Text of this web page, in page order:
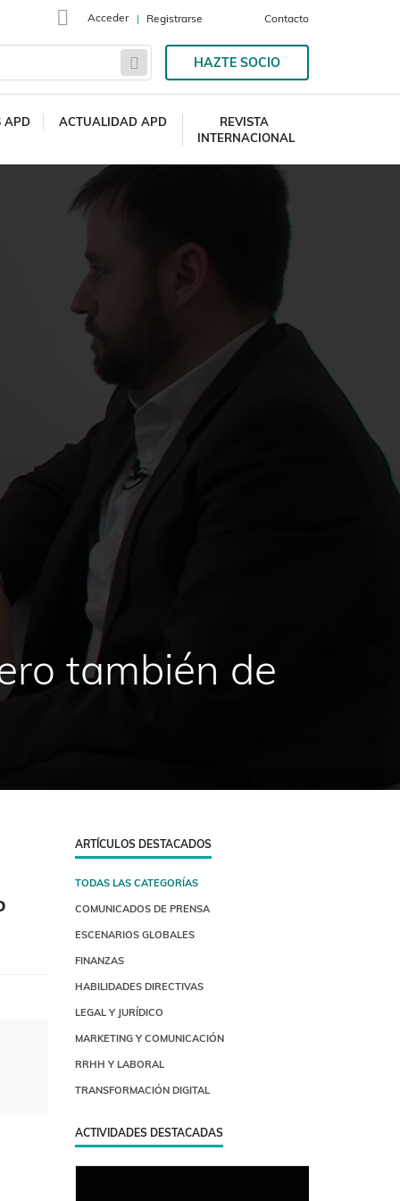
Acceder Registrarse Contacto
HAZTE SOCIO
APD ACTUALIDAD APD
REVISTA
INTERNACIONAL
también de
ARTÍCULOS DESTACADOS
TODAS LAS CATEGORÍAS
COMUNICADOS DE PRENSA
ESCENARIOS GLOBALES
FINANZAS
HABILIDADES DIRECTIVAS
LEGAL Y JURÍDICO
MARKETING Y COMUNICACIÓN
RRHH Y LABORAL
TRANSFORMACIÓN DIGITAL
ACTIVIDADES DESTACADAS